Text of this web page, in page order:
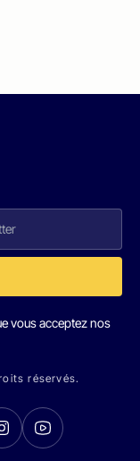
vous acceptez nos
réservés.